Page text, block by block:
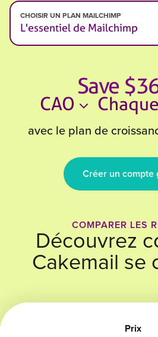
CHOISIR UN PLAN MAILCHIMP
L'essentiel de Mailchimp
Save
CAO
avec le plan de
Créer un compte
COMPARER LES
Découvrez
Cakemail se
Prix